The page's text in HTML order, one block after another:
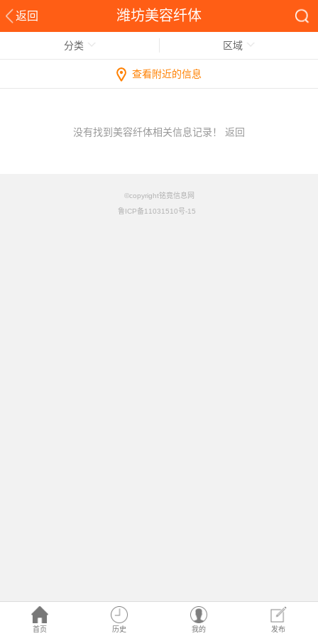
返回 潍坊美容纤体
首页 历史 我的 发布
分类 区域
查看附近的信息
没有找到美容纤体相关信息记录！ 返回
©copyright铭竟信息网
鲁ICP备11031510号-15